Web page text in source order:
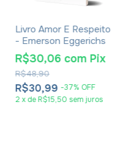
Livro Amor E Respeito
- Emerson Eggerichs
R$30,99 -37% OFF
R$48,90
R$30,06 com Pix
2 xdeR$15,50 sem juros